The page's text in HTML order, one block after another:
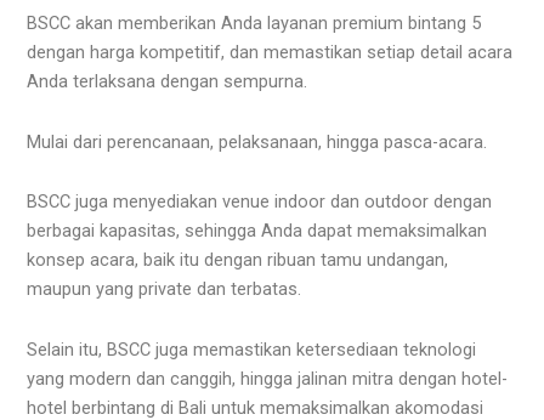
BSCC akan memberikan Anda layanan premium bintang 5
dengan harga kompetitif, dan memastikan setiap detail acara
Anda terlaksana dengan sempurna.
Mulai dari perencanaan, pelaksanaan, hingga pasca-acara.
BSCC juga menyediakan venue indoor dan outdoor dengan
berbagai kapasitas, sehingga Anda dapat memaksimalkan
konsep acara, baik itu dengan ribuan tamu undangan,
maupun yang private dan terbatas.
Selain itu, BSCC juga memastikan ketersediaan teknologi
yang modern dan canggih, hingga jalinan mitra dengan hotel-
hotel berbintang di Bali untuk memaksimalkan akomodasi